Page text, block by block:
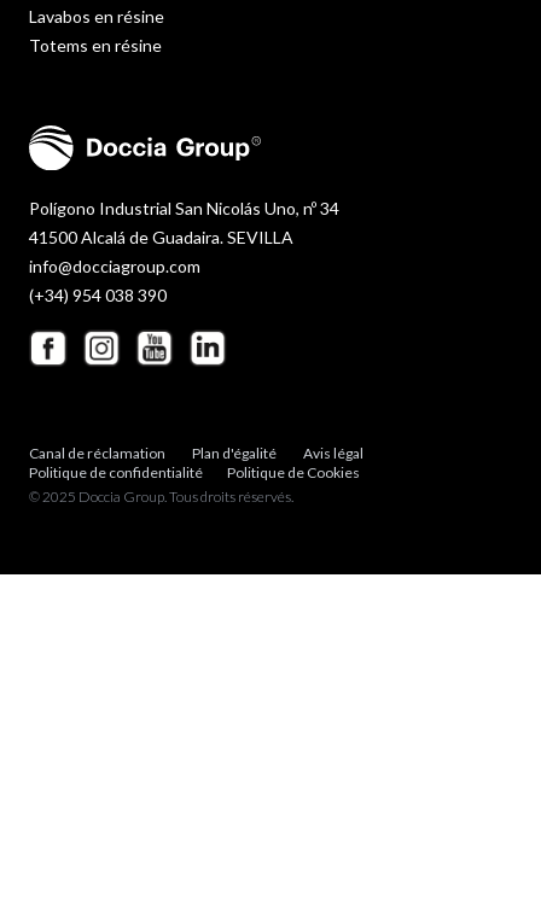
Polígono Industrial San Nicolás Uno, nº 34
41500 Alcalá de Guadaira. SEVILLA
info@docciagroup.com
(+34) 954 038 390
Lavabos en résine
Totems en résine
Canal de réclamation Plan d'égalité
Avis légal
Politique de confidentialité
Politique de Cookies
© 2025 Doccia Group. Tous droits réservés.